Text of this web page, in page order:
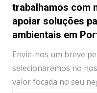
trabalhamos com
apoiar soluções
ambientais em
Envie-nos um breve
selecionaremos no
valor focada no seu